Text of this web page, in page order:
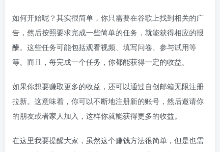
如何开始呢？其实很简单，你只需要在谷歌上找到相关的广
告，然后按照要求完成一些简单的任务，就能获得相应的报
酬。这些任务可能包括观看视频、填写问卷、参与试用等
等。而且，每完成一个任务，你都能获得一定的收益。
如果你想要赚取更多的收益，还可以通过自创邮箱无限注册
拉新。这意味着，你可以不断地注册新的账号，然后邀请你
的朋友或者家人加入，这样你就能获得更多的收益。
在这里我要提醒大家，虽然这个赚钱方法很简单，但是也需